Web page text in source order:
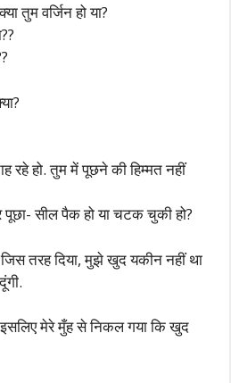
तुम वर्जिन हो या?
रहे हो. तुम में पूछने की हिम्मत नहीं
सील पैक हो या चटक चुकी हो?
तरह दिया, मुझे खुद यकीन नहीं था
मेरे मुँह से निकल गया कि खुद